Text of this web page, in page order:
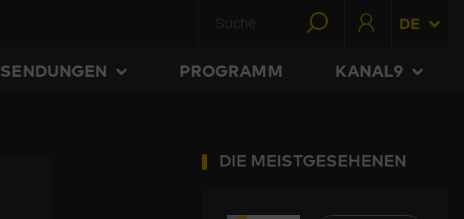
DE
SENDUNGEN PROGRAMM KANAL9
DIE MEISTGESEHENEN